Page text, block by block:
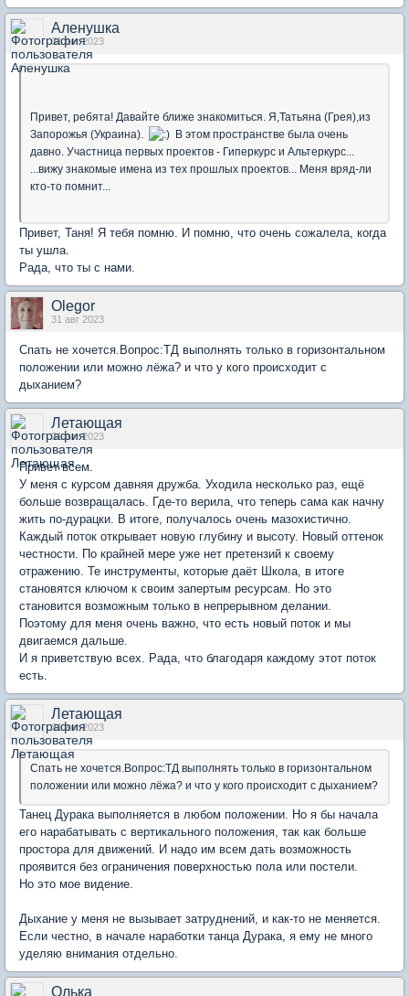
Аленушка
31 авг 2023
Привет, ребята! Давайте ближе знакомиться. Я,Татьяна (Грея),из
Запорожья (Украина).
В этом пространстве была очень
давно. Участница первых проектов - Гиперкурс и Альтеркурс...
...вижу знакомые имена из тех прошлых проектов... Меня вряд-ли
кто-то помнит...
Привет, Таня! Я тебя помню. И помню, что очень сожалела, когда
ты ушла.
Рада, что ты с нами.
Olegor
31 авг 2023
Спать не хочется.Вопрос:ТД выполнять только в горизонтальном
положении или можно лёжа? и что у кого происходит с
дыханием?
Летающая
31 авг 2023
Привет всем.
У меня с курсом давняя дружба. Уходила несколько раз, ещё
больше возвращалась. Где-то верила, что теперь сама как начну
жить по-дурацки. В итоге, получалось очень мазохистично.
Каждый поток открывает новую глубину и высоту. Новый оттенок
честности. По крайней мере уже нет претензий к своему
отражению. Те инструменты, которые даёт Школа, в итоге
становятся ключом к своим запертым ресурсам. Но это
становится возможным только в непрерывном делании.
Поэтому для меня очень важно, что есть новый поток и мы
двигаемся дальше.
И я приветствую всех. Рада, что благодаря каждому этот поток
есть.
Летающая
31 авг 2023
Спать не хочется.Вопрос:ТД выполнять только в горизонтальном
положении или можно лёжа? и что у кого происходит с дыханием?
Танец Дурака выполняется в любом положении. Но я бы начала
его нарабатывать с вертикального положения, так как больше
простора для движений. И надо им всем дать возможность
проявится без ограничения поверхностью пола или постели.
Но это мое видение.
Дыхание у меня не вызывает затруднений, и как-то не меняется.
Если честно, в начале наработки танца Дурака, я ему не много
уделяю внимания отдельно.
Олька